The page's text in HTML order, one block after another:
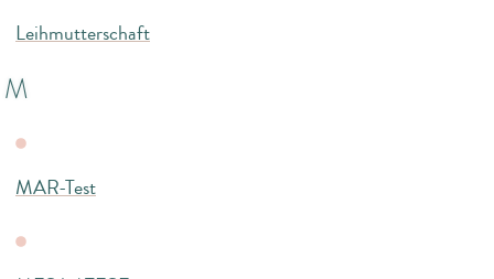
Leihmutterschaft
M
MAR-Test